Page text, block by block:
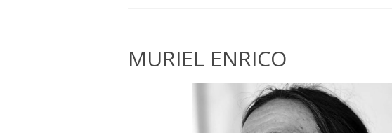
MURIEL ENRICO